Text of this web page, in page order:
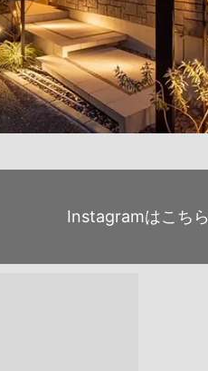
Instagramはこちら